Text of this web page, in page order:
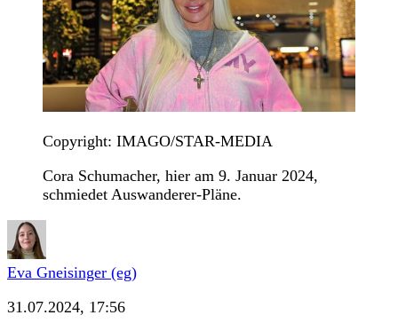
Copyright: IMAGO/STAR-MEDIA
Cora Schumacher, hier am 9. Januar 2024,
schmiedet Auswanderer-Pläne.
Eva Gneisinger (eg)
31.07.2024, 17:56